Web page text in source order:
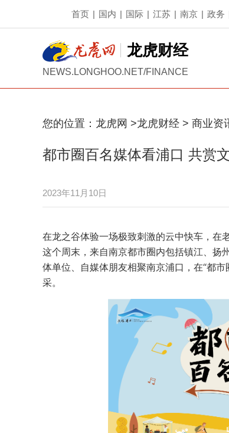
首页 | 国内 | 国际 | 江苏 | 南京 | 政务
龙虎财经
NEWS.LONGHOO.NET/FINANCE
您的位置： 龙虎网 >龙虎财经 > 商业资
都市圈百名媒体看浦口 共赏
2023年11月10日
在龙之谷体验一场极致刺激的云中快车，
这个周末，来自南京都市圈内包括镇江、扬
体单位、自媒体朋友相聚南京浦口，在“都
采。